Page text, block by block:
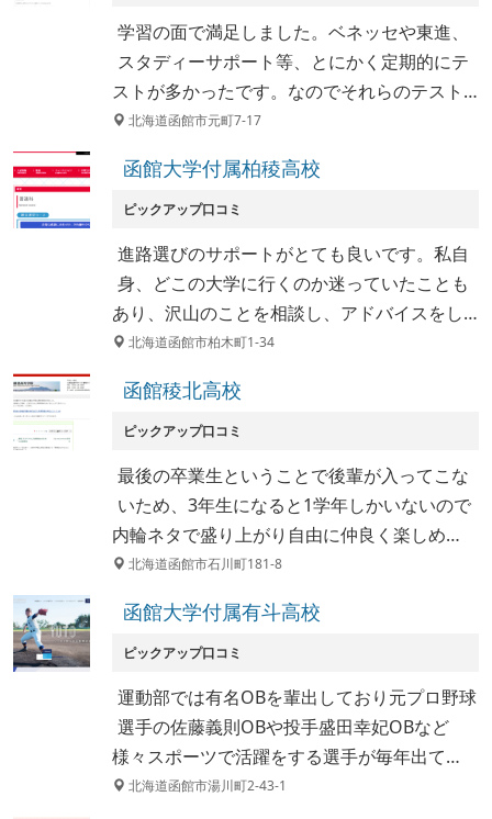
学習の面で満足しました。ベネッセや東進、
スタディーサポート等、とにかく定期的にテ
ストが多かったです。なのでそれらのテスト…
北海道函館市元町7-17
函館大学付属柏稜高校
ピックアップ口コミ
進路選びのサポートがとても良いです。私自
身、どこの大学に行くのか迷っていたことも
あり、沢山のことを相談し、アドバイスをし…
北海道函館市柏木町1-34
函館稜北高校
ピックアップ口コミ
最後の卒業生ということで後輩が入ってこな
いため、3年生になると1学年しかいないので
内輪ネタで盛り上がり自由に仲良く楽しめ…
北海道函館市石川町181-8
函館大学付属有斗高校
ピックアップ口コミ
運動部では有名OBを輩出しており元プロ野球
選手の佐藤義則OBや投手盛田幸妃OBなど
様々スポーツで活躍をする選手が毎年出て…
北海道函館市湯川町2-43-1